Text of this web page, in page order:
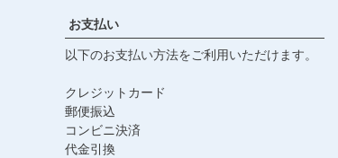
お支払い
以下のお支払い方法をご利用いただけます。
クレジットカード
郵便振込
コンビニ決済
代金引換